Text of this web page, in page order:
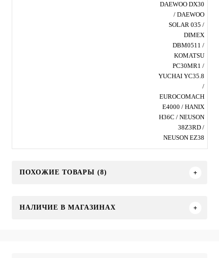
DAEWOO DX30
/ DAEWOO
SOLAR 035 /
DIMEX
DBM0511 /
KOMATSU
PC30MR1 /
YUCHAI YC35.8
/
EUROCOMACH
E4000 / HANIX
H36C / NEUSON
38Z3RD /
NEUSON EZ38
ПОХОЖИЕ ТОВАРЫ (8)
НАЛИЧИЕ В МАГАЗИНАХ